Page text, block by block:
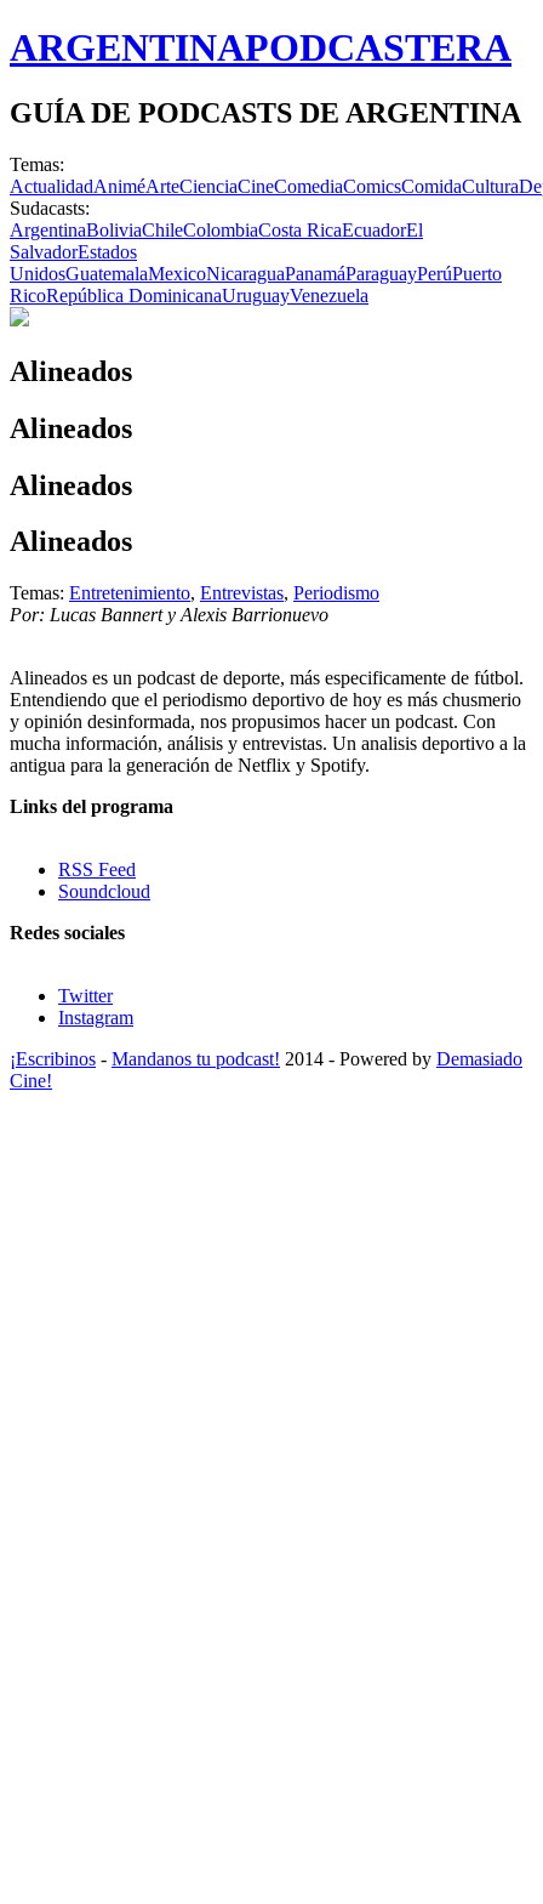
ARGENTINAPODCASTERA
GUÍA DE PODCASTS DE ARGENTINA
Temas:
ActualidadAniméArteCienciaCineComediaComicsComidaCultura
Sudacasts:
ArgentinaBoliviaChileColombiaCosta RicaEcuadorEl
SalvadorEstados
UnidosGuatemalaMexicoNicaraguaPanamáParaguayPerúPuerto
RicoRepública DominicanaUruguayVenezuela
Alineados
Alineados
Alineados
Alineados
Temas: Entretenimiento, Entrevistas, Periodismo
Por: Lucas Bannert y Alexis Barrionuevo
Alineados es un podcast de deporte, más especificamente de fútbol.
Entendiendo que el periodismo deportivo de hoy es más chusmerio
y opinión desinformada, nos propusimos hacer un podcast. Con
mucha información, análisis y entrevistas. Un analisis deportivo a la
antigua para la generación de Netflix y Spotify.
Links del programa
RSS Feed
Soundcloud
Redes sociales
Twitter
Instagram
¡Escribinos - Mandanos tu podcast! 2014 - Powered by Demasiado
Cine!